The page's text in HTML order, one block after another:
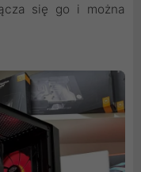
się go i można